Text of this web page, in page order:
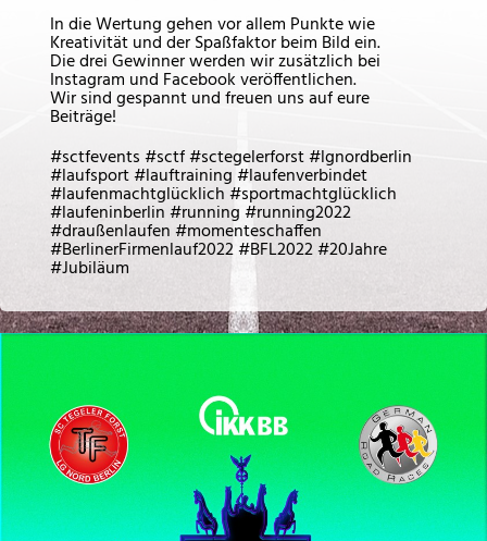
In die Wertung gehen vor allem Punkte wie
Kreativität und der Spaßfaktor beim Bild ein.
Die drei Gewinner werden wir zusätzlich bei
Instagram und Facebook veröffentlichen.
Wir sind gespannt und freuen uns auf eure
Beiträge!
#sctfevents #sctf #sctegelerforst #lgnordberlin
#laufsport #lauftraining #laufenverbindet
#laufenmachtglücklich #sportmachtglücklich
#laufeninberlin #running #running2022
#draußenlaufen #momenteschaffen
#BerlinerFirmenlauf2022 #BFL2022 #20Jahre
#Jubiläum